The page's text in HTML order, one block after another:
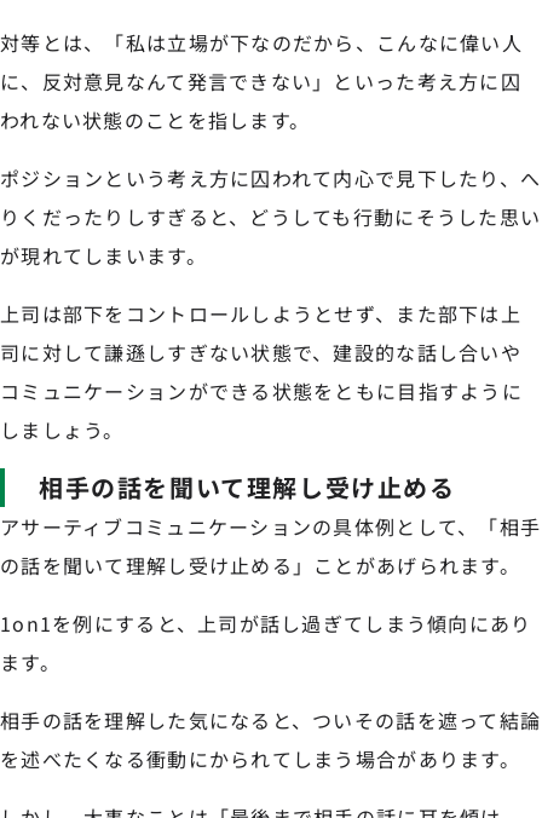
対等とは、「私は立場が下なのだから、こんなに偉い人
に、反対意見なんて発言できない」といった考え方に囚
われない状態のことを指します。
ポジションという考え方に囚われて内心で見下したり、へ
りくだったりしすぎると、どうしても行動にそうした思い
が現れてしまいます。
上司は部下をコントロールしようとせず、また部下は上
司に対して謙遜しすぎない状態で、建設的な話し合いや
コミュニケーションができる状態をともに目指すように
しましょう。
相手の話を聞いて理解し受け止める
アサーティブコミュニケーションの具体例として、「相手
の話を聞いて理解し受け止める」ことがあげられます。
1on1を例にすると、上司が話し過ぎてしまう傾向にあり
ます。
相手の話を理解した気になると、ついその話を遮って結論
を述べたくなる衝動にかられてしまう場合があります。